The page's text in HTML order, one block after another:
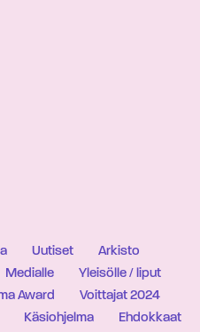
Uutiset
Arkisto
Medialle
Yleisölle / liput
Award
Voittajat 2024
Käsiohjelma
Ehdokkaat